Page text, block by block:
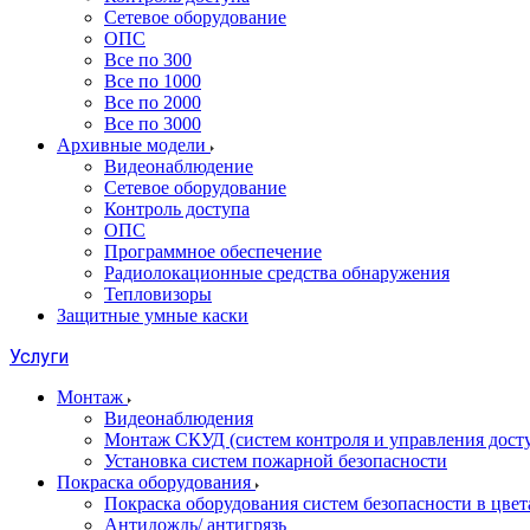
Сетевое оборудование
ОПС
Все по 300
Все по 1000
Все по 2000
Все по 3000
Архивные модели
Видеонаблюдение
Сетевое оборудование
Контроль доступа
ОПС
Программное обеспечение
Радиолокационные средства обнаружения
Тепловизоры
Защитные умные каски
Услуги
Монтаж
Видеонаблюдения
Монтаж СКУД (систем контроля и управления
Установка систем пожарной безопасности
Покраска оборудования
Покраска оборудования систем безопасности в
Антидождь/ антигрязь